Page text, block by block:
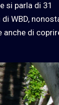
si parla di 31
WBD,
anche di